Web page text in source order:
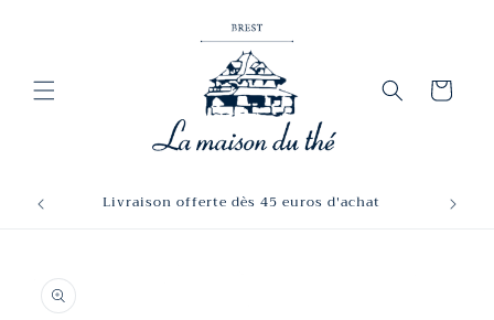
Panier
Livraison offerte dès 45 euros d'achat
informations
produits